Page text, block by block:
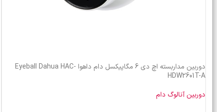
دوربین مداربسته اچ دی 6 مگاپیکسل دام داهوا Eyeball Dahua HAC-
HDW2601T-A
دوربین آنالوگ دام